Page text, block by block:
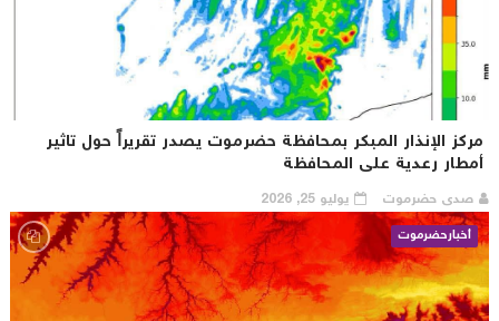
الإنذار المبكر بمحافظة حضرموت يصدر تقريراً حول تاثير
رعدية على المحافظة
صدى حضرموت
يوليو 25, 2026
أخبارحضرموت